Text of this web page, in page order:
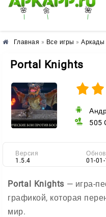
🌸 🌼 🌺
Главная » Все игры » Аркады
Portal Knights
505
Версия
1.5.4
01-
Portal Knights — игра-
графикой, которая
мир.